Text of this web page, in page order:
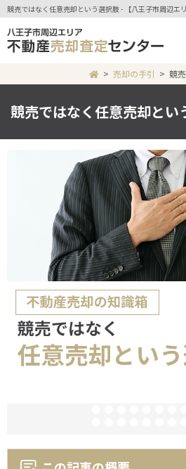
競売ではなく任意売却という選択肢 - 【八王子市周辺
売却の手引 競
競売ではなく任意売却とい